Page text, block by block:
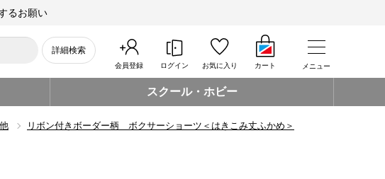
るお願い
詳細検索
会員登録 ログイン お気に入り カート メニュー
スクール・ホビー
リボン付きボーダー柄 ボクサーショーツ＜はきこみ丈ふかめ＞